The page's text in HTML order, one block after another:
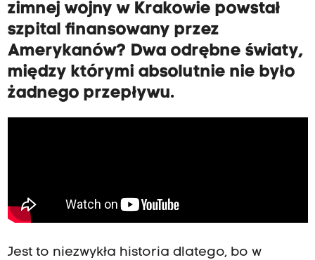
zimnej wojny w Krakowie powstał
szpital finansowany przez
Amerykanów? Dwa odrębne światy,
między którymi absolutnie nie było
żadnego przepływu.
Jest to niezwykła historia dlatego, bo w